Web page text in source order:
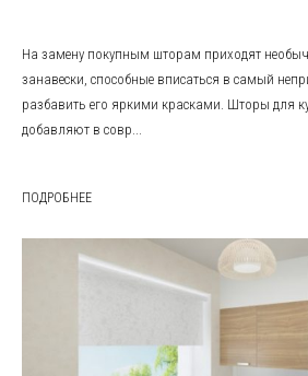
На замену покупным шторам приходят
занавески, способные вписаться в самый
разбавить его яркими красками. Шторы для
добавляют в совр...
ПОДРОБНЕЕ